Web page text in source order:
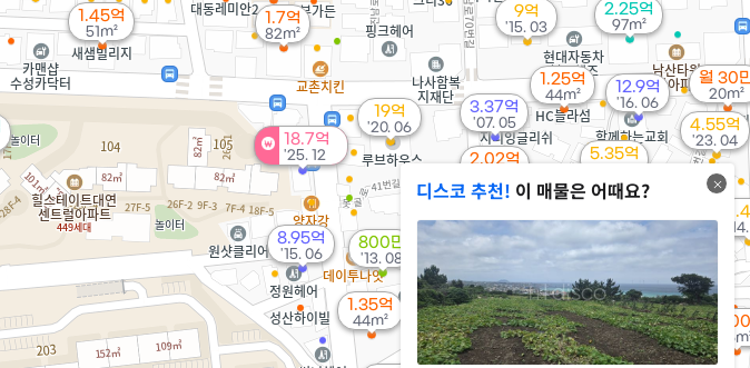
월 34만
1.35억
44m²
18.7억
'25. 12
월 30
20m²
2.25억
97m²
5.35억
3.75억
'23. 07
4.55억
'23. 04
1.7억
82m²
2.02억
1.25억
44m²
2.48억
101m²
19억
'20. 06
1.17억
'19. 06
1.45억
51m²
12.9억
'16. 06
8.95억
'15. 06
9억
'15. 03
800만
'13. 08
3.37억
'07. 05
디스코 추천! 이 매물은 어때요?